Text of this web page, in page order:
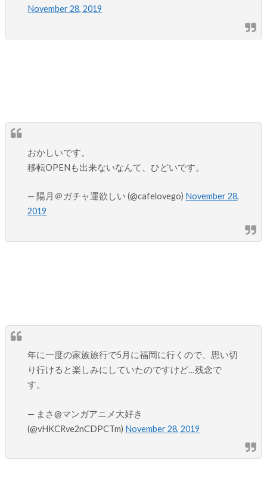
November 28, 2019
おかしいです。
移転OPENも出来ないなんて、ひどいです。
— 陽月＠ガチャ運欲しい (@cafelovego) November 28,
2019
年に一度の家族旅行で5月に福岡に行くので、思い切
り行けると楽しみにしていたのですけど…残念で
す。
— まさ@マンガアニメ大好き
(@vHKCRve2nCDPCTm) November 28, 2019